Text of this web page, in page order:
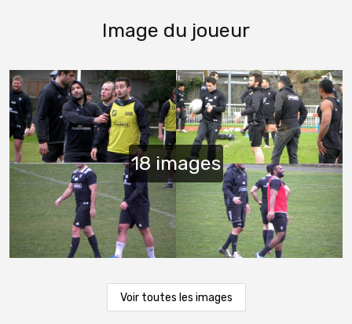
Image du joueur
Voir toutes les images